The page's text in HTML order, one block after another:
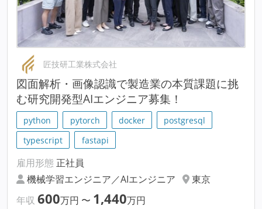
匠技研工業株式会社
図面解析・画像認識で製造業の本質課題に挑
む研究開発型AIエンジニア募集！
python pytorch docker
postgresql
typescript
fastapi
雇用形態 正社員
機械学習エンジニア／AIエンジニア
東京
年収 600万円 〜 1,440万円